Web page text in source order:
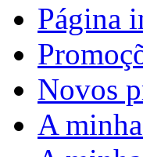
Página
Novos
A